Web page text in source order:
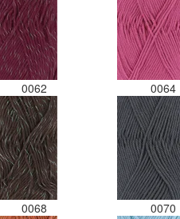
0062 0064
0068 0070